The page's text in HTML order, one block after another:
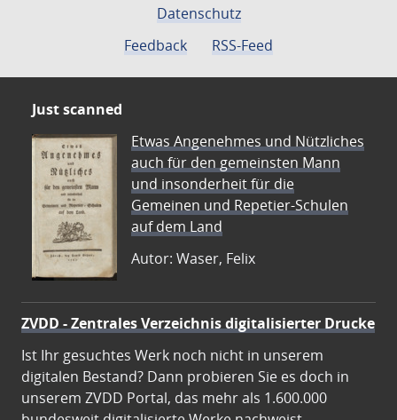
Datenschutz
Feedback
RSS-Feed
Just scanned
Etwas Angenehmes und Nützliches
auch für den gemeinsten Mann
und insonderheit für die
Gemeinen und Repetier-Schulen
auf dem Land
Autor: Waser, Felix
ZVDD - Zentrales Verzeichnis digitalisierter Drucke
Ist Ihr gesuchtes Werk noch nicht in unserem
digitalen Bestand? Dann probieren Sie es doch in
unserem ZVDD Portal, das mehr als 1.600.000